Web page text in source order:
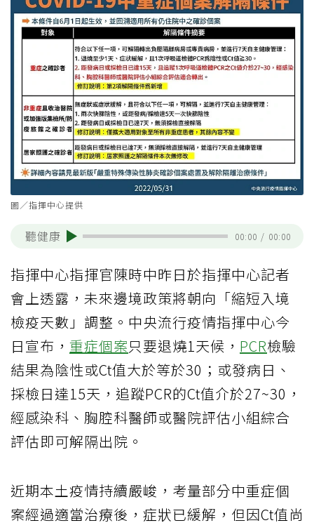
圖／指揮中心提供
聽健康 00:00 / 00:00
指揮中心指揮官陳時中昨日於指揮中心記者
會上透露，未來邊境政策將朝向「縮短入境
檢疫天數」調整。中央流行疫情指揮中心今
日宣布， 重症個案只要退燒1天候， PCR檢驗
結果為陰性或Ct值大於等於30；或發病日、
採檢日達15天，追蹤PCR的Ct值介於27~30，
經感染科、胸腔科醫師或醫院評估小組綜合
評估即可解隔出院。
近期本土疫情持續嚴峻，考量部分中重症個
案經過適當治療後，症狀已緩解，但因Ct值尚